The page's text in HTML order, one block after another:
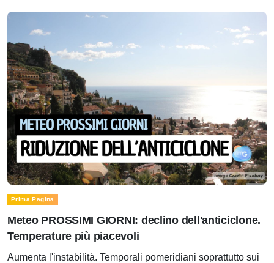
Prima Pagina
Meteo PROSSIMI GIORNI: declino dell'anticiclone.
Temperature più piacevoli
Aumenta l'instabilità. Temporali pomeridiani soprattutto sui